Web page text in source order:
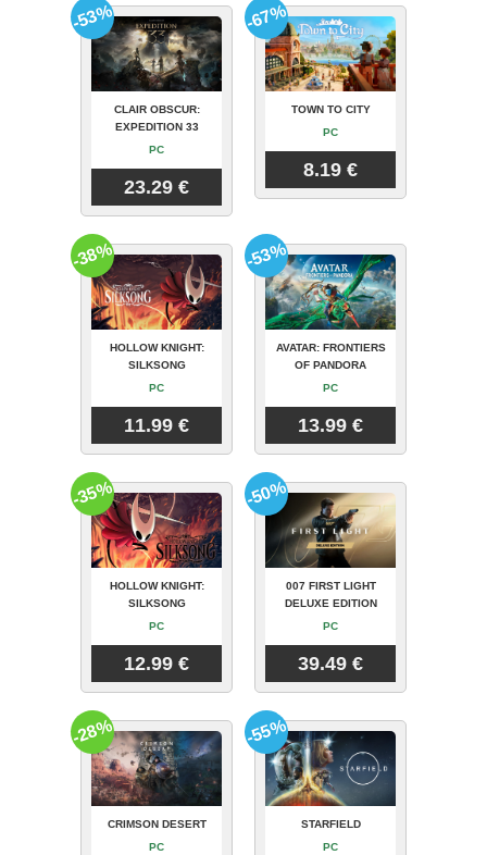
CLAIR OBSCUR:
EXPEDITION 33
PC
23.29 €
-53%
TOWN TO CITY
PC
8.19 €
-67%
HOLLOW KNIGHT:
SILKSONG
PC
11.99 €
-38%
AVATAR: FRONTIERS
OF PANDORA
PC
13.99 €
-53%
HOLLOW KNIGHT:
SILKSONG
PC
12.99 €
-35%
007 FIRST LIGHT
DELUXE EDITION
PC
39.49 €
-50%
CRIMSON DESERT
PC
-28%
STARFIELD
PC
-55%